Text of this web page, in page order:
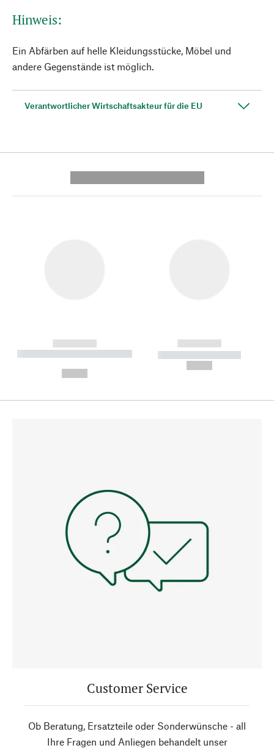
Hinweis:
Ein Abfärben auf helle Kleidungsstücke, Möbel und
andere Gegenstände ist möglich.
Verantwortlicher Wirtschaftsakteur für die EU
------------
----------- ----------- --------
------------
----------- -----------
Customer Service
Ob Beratung, Ersatzteile oder Sonderwünsche - all
Ihre Fragen und Anliegen behandelt unser